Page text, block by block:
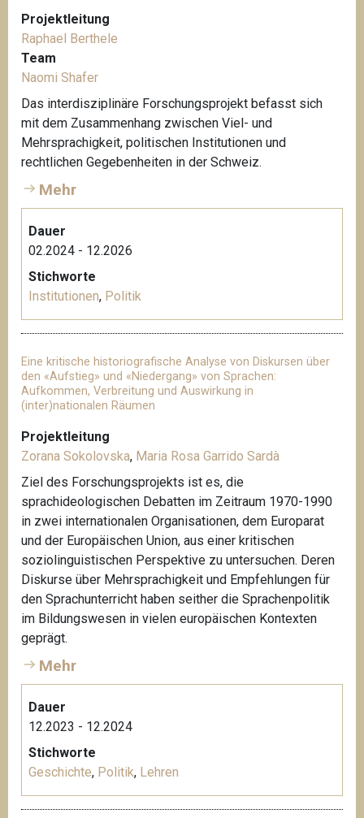
c
e
n
a
u
r
n
Projektleitung
Raphael Berthele
Team
Naomi Shafer
Das interdisziplinäre Forschungsprojekt befasst sich
mit dem Zusammenhang zwischen Viel- und
Mehrsprachigkeit, politischen Institutionen und
rechtlichen Gegebenheiten in der Schweiz.
Mehr
Dauer
02.2024 - 12.2026
Stichworte
Institutionen, Politik
Eine kritische historiografische Analyse von Diskursen über
den «Aufstieg» und «Niedergang» von Sprachen:
Aufkommen, Verbreitung und Auswirkung in
(inter)nationalen Räumen
Projektleitung
Zorana Sokolovska, Maria Rosa Garrido Sardà
Ziel des Forschungsprojekts ist es, die
sprachideologischen Debatten im Zeitraum 1970-1990
in zwei internationalen Organisationen, dem Europarat
und der Europäischen Union, aus einer kritischen
soziolinguistischen Perspektive zu untersuchen. Deren
Diskurse über Mehrsprachigkeit und Empfehlungen für
den Sprachunterricht haben seither die Sprachenpolitik
im Bildungswesen in vielen europäischen Kontexten
geprägt.
Mehr
Dauer
12.2023 - 12.2024
Stichworte
Geschichte, Politik, Lehren